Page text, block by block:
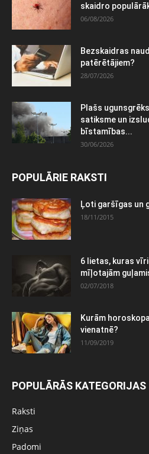
skaidro
06/08/2026
Bezskaidras
patērētājiem?
28/07/2026
Plašs
satiksme un
bīstamības...
30/06/2026
POPULĀRIE RAKSTI
Ļoti garšīgas un
18/11/2015
6 lietas, kuras
mīļotajām
02/07/2018
Kurām
vienatnē?
11/09/2019
POPULĀRĀS KATEGORIJAS
Raksti
Ziņas
Padomi